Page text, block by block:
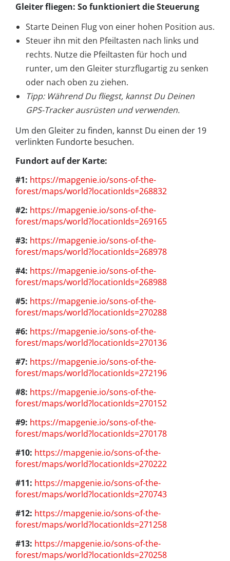
Gleiter fliegen: So funktioniert die Steuerung
Starte Deinen Flug von einer hohen Position aus.
Steuer ihn mit den Pfeiltasten nach links und
rechts. Nutze die Pfeiltasten für hoch und
runter, um den Gleiter sturzflugartig zu senken
oder nach oben zu ziehen.
Tipp: Während Du fliegst, kannst Du Deinen
GPS-Tracker ausrüsten und verwenden.
Um den Gleiter zu finden, kannst Du einen der 19
verlinkten Fundorte besuchen.
Fundort auf der Karte:
#1: https://mapgenie.io/sons-of-the-
forest/maps/world?locationIds=268832
#2: https://mapgenie.io/sons-of-the-
forest/maps/world?locationIds=269165
#3: https://mapgenie.io/sons-of-the-
forest/maps/world?locationIds=268978
#4: https://mapgenie.io/sons-of-the-
forest/maps/world?locationIds=268988
#5: https://mapgenie.io/sons-of-the-
forest/maps/world?locationIds=270288
#6: https://mapgenie.io/sons-of-the-
forest/maps/world?locationIds=270136
#7: https://mapgenie.io/sons-of-the-
forest/maps/world?locationIds=272196
#8: https://mapgenie.io/sons-of-the-
forest/maps/world?locationIds=270152
#9: https://mapgenie.io/sons-of-the-
forest/maps/world?locationIds=270178
#10: https://mapgenie.io/sons-of-the-
forest/maps/world?locationIds=270222
#11: https://mapgenie.io/sons-of-the-
forest/maps/world?locationIds=270743
#12: https://mapgenie.io/sons-of-the-
forest/maps/world?locationIds=271258
#13: https://mapgenie.io/sons-of-the-
forest/maps/world?locationIds=270258